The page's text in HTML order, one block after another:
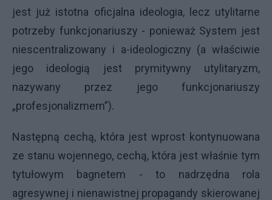
jest już istotna oficjalna ideologia, lecz utylitarne
potrzeby funkcjonariuszy - ponieważ System jest
niescentralizowany i a-ideologiczny (a właściwie
jego ideologią jest prymitywny utylitaryzm,
nazywany przez jego funkcjonariuszy
„profesjonalizmem”).
Następną cechą, która jest wprost kontynuowana
ze stanu wojennego, cechą, która jest właśnie tym
tytułowym bagnetem - to nadrzędna rola
agresywnej i nienawistnej propagandy skierowanej